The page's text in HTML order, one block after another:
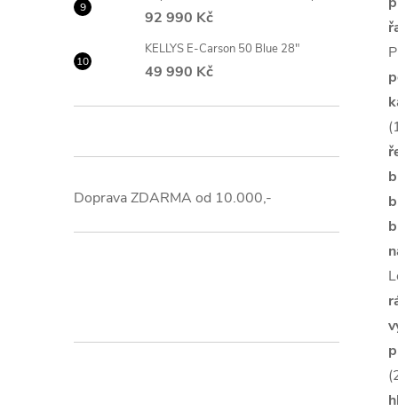
92 990 Kč
KELLYS E-Carson 50 Blue 28"
49 990 Kč
Doprava ZDARMA od 10.000,-